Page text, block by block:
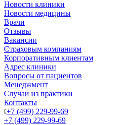
Новости клиники
Новости медицины
Врачи
Отзывы
Вакансии
Страховым компаниям
Корпоративным клиентам
Адрес клиники
Вопросы от пациентов
Менеджмент
Случаи из практики
Контакты
+7 (499) 229-99-69
+7 (499) 229-99-69